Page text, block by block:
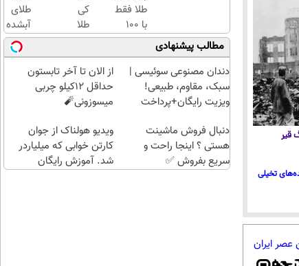
قیر
تخیلی
عصر ایران
کالا
بفروشش
🧨
طلا فقط
با ۱۰۰
هزارتومان
(امن و
راحت)
کی
طلا
داره،
غم
نداره!
😊💎
(خرید
چند
کلیک)
طلای
آبشده
حتی با
۱۰۰هزارتومان
مطالب پیشنهادی
دندان مصنوعی سوئیسی |
سبک، مقاوم، طبیعی!
ویزیت رایگان+پرداخت
از الان تا آخر تابستون
حداقل 12کیلو چربی
میسوزونی🧨
دنبال فروش ماشینت
هستی ؟ اینجا راحت و
سریع بفروش ✅
ویدیو هولناک از جوان
کارتن خوابی که میلیاردر
شد. آموزش رایگان